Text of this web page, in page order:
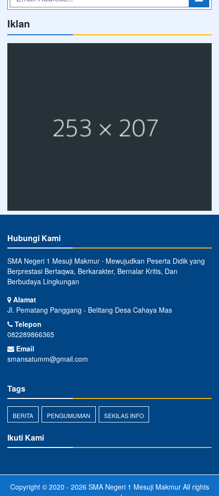
Iklan
Hubungi Kami
SMA Negeri 1 Mesuji Makmur ⋅ Mewujudkan Peserta Didik yang
Berprestasi Bertaqwa, Berkarakter, Bernalar Kritis, Dan
Berbudaya Lingkungan
Alamat
Jl. Pematang Panggang - Belitang Desa Cahaya Mas
Telepon
082289866365
Email
smansatumm@gmail.com
Tags
BERITA PENGUMUMAN SEKILAS INFO
Ikuti Kami
Copyright © 2020 - 2026 SMA Negeri 1 Mesuji MakmurAll rights